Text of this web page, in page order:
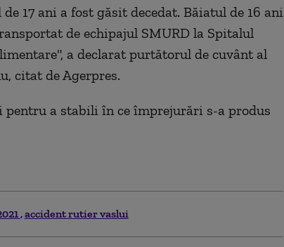
17 ani a fost găsit decedat. Băiatul de 16 ani
de echipajul SMURD la Spitalul
a declarat purtătorul de cuvânt al
citat de Agerpres.
pentru a stabili în ce împrejurări s-a produs
accident rutier vaslui